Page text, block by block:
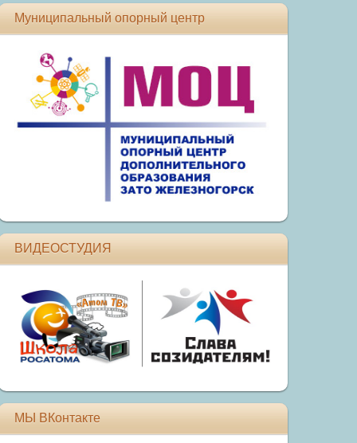
Муниципальный опорный центр
ВИДЕОСТУДИЯ
МЫ ВКонтакте